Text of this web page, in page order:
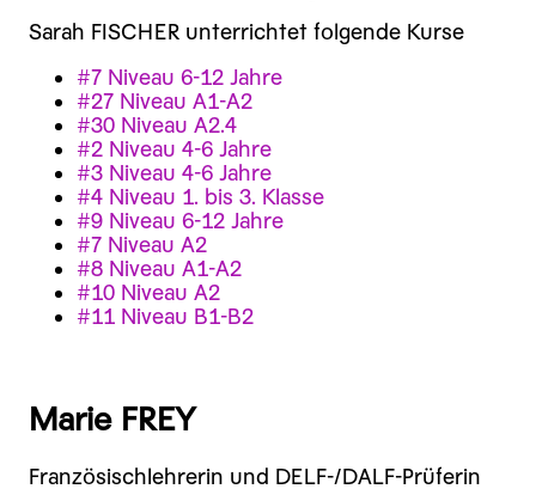
Sarah FISCHER unterrichtet folgende Kurse
#7 Niveau 6-12 Jahre
#27 Niveau A1-A2
#30 Niveau A2.4
#2 Niveau 4-6 Jahre
#3 Niveau 4-6 Jahre
#4 Niveau 1. bis 3. Klasse
#9 Niveau 6-12 Jahre
#7 Niveau A2
#8 Niveau A1-A2
#10 Niveau A2
#11 Niveau B1-B2
Marie FREY
Französischlehrerin und DELF-/DALF-Prüferin